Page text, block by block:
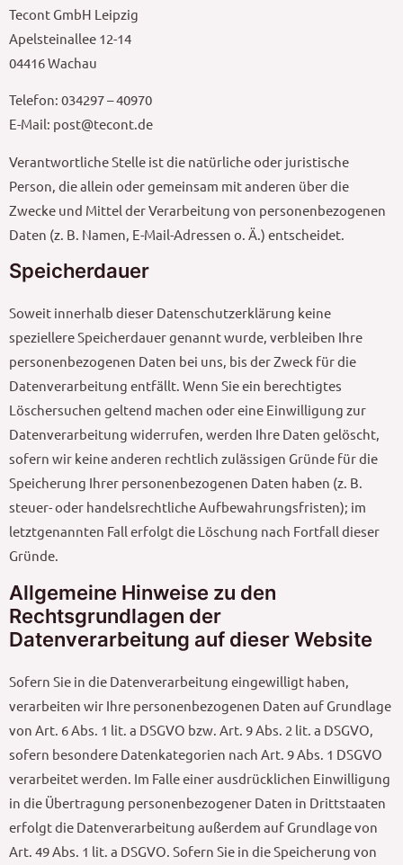
Tecont GmbH Leipzig
Apelsteinallee 12-14
04416 Wachau
Telefon: 034297 – 40970
E-Mail: post@tecont.de
Verantwortliche Stelle ist die natürliche oder juristische
Person, die allein oder gemeinsam mit anderen über die
Zwecke und Mittel der Verarbeitung von personenbezogenen
Daten (z. B. Namen, E-Mail-Adressen o. Ä.) entscheidet.
Speicherdauer
Soweit innerhalb dieser Datenschutzerklärung keine
speziellere Speicherdauer genannt wurde, verbleiben Ihre
personenbezogenen Daten bei uns, bis der Zweck für die
Datenverarbeitung entfällt. Wenn Sie ein berechtigtes
Löschersuchen geltend machen oder eine Einwilligung zur
Datenverarbeitung widerrufen, werden Ihre Daten gelöscht,
sofern wir keine anderen rechtlich zulässigen Gründe für die
Speicherung Ihrer personenbezogenen Daten haben (z. B.
steuer- oder handelsrechtliche Aufbewahrungsfristen); im
letztgenannten Fall erfolgt die Löschung nach Fortfall dieser
Gründe.
Allgemeine Hinweise zu den
Rechtsgrundlagen der
Datenverarbeitung auf dieser Website
Sofern Sie in die Datenverarbeitung eingewilligt haben,
verarbeiten wir Ihre personenbezogenen Daten auf Grundlage
von Art. 6 Abs. 1 lit. a DSGVO bzw. Art. 9 Abs. 2 lit. a DSGVO,
sofern besondere Datenkategorien nach Art. 9 Abs. 1 DSGVO
verarbeitet werden. Im Falle einer ausdrücklichen Einwilligung
in die Übertragung personenbezogener Daten in Drittstaaten
erfolgt die Datenverarbeitung außerdem auf Grundlage von
Art. 49 Abs. 1 lit. a DSGVO. Sofern Sie in die Speicherung von